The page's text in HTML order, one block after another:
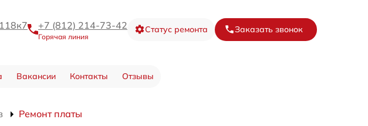
+7 (812) 214-73-42
Горячая линия
Статус ремонта Заказать звонок
Вакансии Контакты Отзывы
Ремонт платы